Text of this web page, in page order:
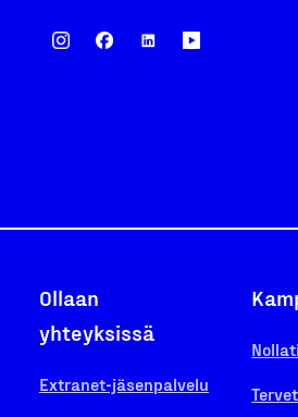
Ollaan
yhteyksissä
Extranet-jäsenpalvelu